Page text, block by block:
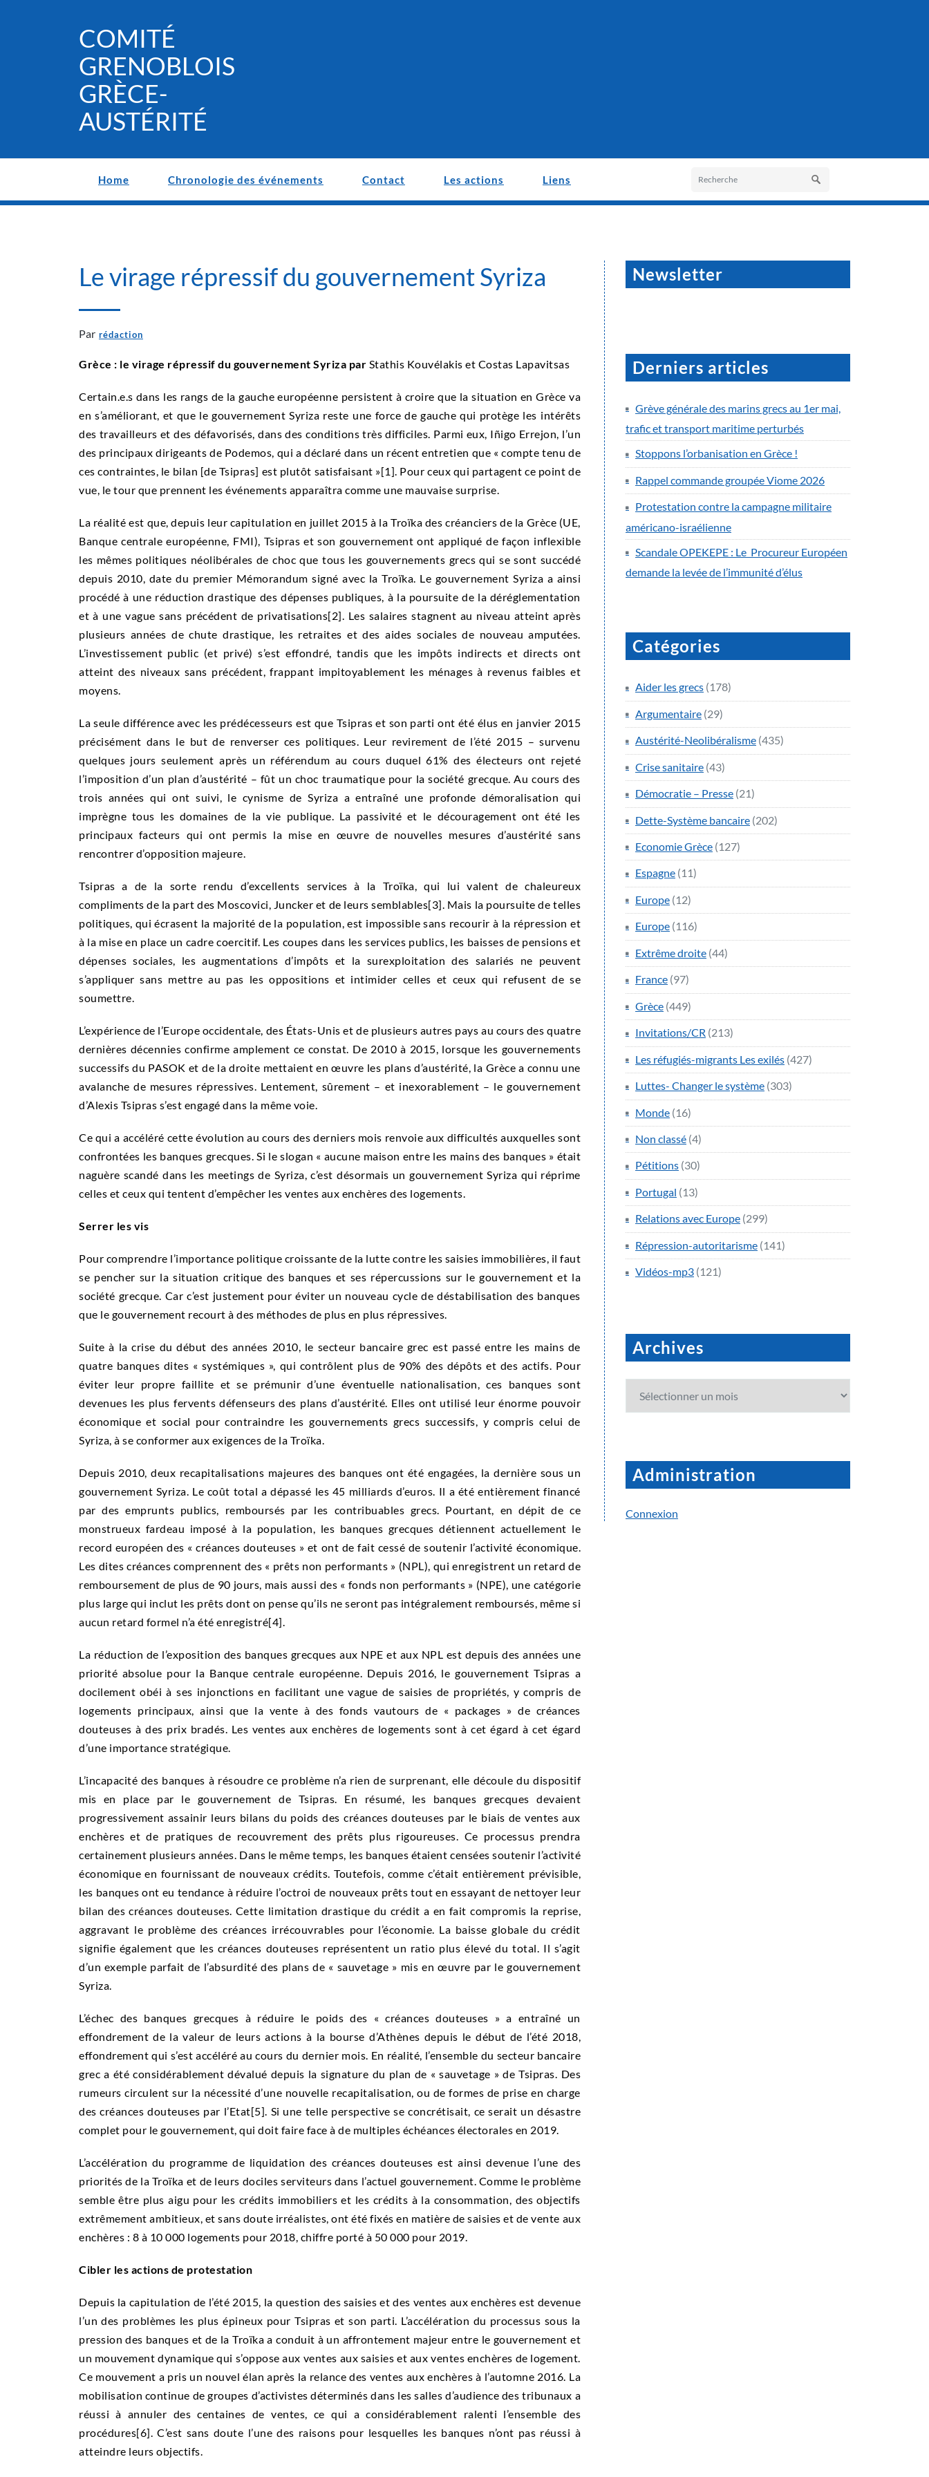
COMITÉ
GRENOBLOIS
GRÈCE-
AUSTÉRITÉ
Home Chronologie des événements Contact Les actions Liens
Le virage répressif du gouvernement Syriza
Par rédaction
Grèce : le virage répressif du gouvernement Syriza par Stathis Kouvélakis et Costas Lapavitsas
Certain.e.s dans les rangs de la gauche européenne persistent à croire que la situation en Grèce va
en s’améliorant, et que le gouvernement Syriza reste une force de gauche qui protège les intérêts
des travailleurs et des défavorisés, dans des conditions très difficiles. Parmi eux, Iñigo Errejon, l’un
des principaux dirigeants de Podemos, qui a déclaré dans un récent entretien que « compte tenu de
ces contraintes, le bilan [de Tsipras] est plutôt satisfaisant »[1]. Pour ceux qui partagent ce point de
vue, le tour que prennent les événements apparaîtra comme une mauvaise surprise.
La réalité est que, depuis leur capitulation en juillet 2015 à la Troïka des créanciers de la Grèce (UE,
Banque centrale européenne, FMI), Tsipras et son gouvernement ont appliqué de façon inflexible
les mêmes politiques néolibérales de choc que tous les gouvernements grecs qui se sont succédé
depuis 2010, date du premier Mémorandum signé avec la Troïka. Le gouvernement Syriza a ainsi
procédé à une réduction drastique des dépenses publiques, à la poursuite de la déréglementation
et à une vague sans précédent de privatisations[2]. Les salaires stagnent au niveau atteint après
plusieurs années de chute drastique, les retraites et des aides sociales de nouveau amputées.
L’investissement public (et privé) s’est effondré, tandis que les impôts indirects et directs ont
atteint des niveaux sans précédent, frappant impitoyablement les ménages à revenus faibles et
moyens.
La seule différence avec les prédécesseurs est que Tsipras et son parti ont été élus en janvier 2015
précisément dans le but de renverser ces politiques. Leur revirement de l’été 2015 – survenu
quelques jours seulement après un référendum au cours duquel 61% des électeurs ont rejeté
l’imposition d’un plan d’austérité – fût un choc traumatique pour la société grecque. Au cours des
trois années qui ont suivi, le cynisme de Syriza a entraîné une profonde démoralisation qui
imprègne tous les domaines de la vie publique. La passivité et le découragement ont été les
principaux facteurs qui ont permis la mise en œuvre de nouvelles mesures d’austérité sans
rencontrer d’opposition majeure.
Tsipras a de la sorte rendu d’excellents services à la Troïka, qui lui valent de chaleureux
compliments de la part des Moscovici, Juncker et de leurs semblables[3]. Mais la poursuite de telles
politiques, qui écrasent la majorité de la population, est impossible sans recourir à la répression et
à la mise en place un cadre coercitif. Les coupes dans les services publics, les baisses de pensions et
dépenses sociales, les augmentations d’impôts et la surexploitation des salariés ne peuvent
s’appliquer sans mettre au pas les oppositions et intimider celles et ceux qui refusent de se
soumettre.
L’expérience de l’Europe occidentale, des États-Unis et de plusieurs autres pays au cours des quatre
dernières décennies confirme amplement ce constat. De 2010 à 2015, lorsque les gouvernements
successifs du PASOK et de la droite mettaient en œuvre les plans d’austérité, la Grèce a connu une
avalanche de mesures répressives. Lentement, sûrement – et inexorablement – le gouvernement
d’Alexis Tsipras s’est engagé dans la même voie.
Ce qui a accéléré cette évolution au cours des derniers mois renvoie aux difficultés auxquelles sont
confrontées les banques grecques. Si le slogan « aucune maison entre les mains des banques » était
naguère scandé dans les meetings de Syriza, c’est désormais un gouvernement Syriza qui réprime
celles et ceux qui tentent d’empêcher les ventes aux enchères des logements.
Serrer les vis
Pour comprendre l’importance politique croissante de la lutte contre les saisies immobilières, il faut
se pencher sur la situation critique des banques et ses répercussions sur le gouvernement et la
société grecque. Car c’est justement pour éviter un nouveau cycle de déstabilisation des banques
que le gouvernement recourt à des méthodes de plus en plus répressives.
Suite à la crise du début des années 2010, le secteur bancaire grec est passé entre les mains de
quatre banques dites « systémiques », qui contrôlent plus de 90% des dépôts et des actifs. Pour
éviter leur propre faillite et se prémunir d’une éventuelle nationalisation, ces banques sont
devenues les plus fervents défenseurs des plans d’austérité. Elles ont utilisé leur énorme pouvoir
économique et social pour contraindre les gouvernements grecs successifs, y compris celui de
Syriza, à se conformer aux exigences de la Troïka.
Depuis 2010, deux recapitalisations majeures des banques ont été engagées, la dernière sous un
gouvernement Syriza. Le coût total a dépassé les 45 milliards d’euros. Il a été entièrement financé
par des emprunts publics, remboursés par les contribuables grecs. Pourtant, en dépit de ce
monstrueux fardeau imposé à la population, les banques grecques détiennent actuellement le
record européen des « créances douteuses » et ont de fait cessé de soutenir l’activité économique.
Les dites créances comprennent des « prêts non performants » (NPL), qui enregistrent un retard de
remboursement de plus de 90 jours, mais aussi des « fonds non performants » (NPE), une catégorie
plus large qui inclut les prêts dont on pense qu’ils ne seront pas intégralement remboursés, même si
aucun retard formel n’a été enregistré[4].
La réduction de l’exposition des banques grecques aux NPE et aux NPL est depuis des années une
priorité absolue pour la Banque centrale européenne. Depuis 2016, le gouvernement Tsipras a
docilement obéi à ses injonctions en facilitant une vague de saisies de propriétés, y compris de
logements principaux, ainsi que la vente à des fonds vautours de « packages » de créances
douteuses à des prix bradés. Les ventes aux enchères de logements sont à cet égard à cet égard
d’une importance stratégique.
L’incapacité des banques à résoudre ce problème n’a rien de surprenant, elle découle du dispositif
mis en place par le gouvernement de Tsipras. En résumé, les banques grecques devaient
progressivement assainir leurs bilans du poids des créances douteuses par le biais de ventes aux
enchères et de pratiques de recouvrement des prêts plus rigoureuses. Ce processus prendra
certainement plusieurs années. Dans le même temps, les banques étaient censées soutenir l’activité
économique en fournissant de nouveaux crédits. Toutefois, comme c’était entièrement prévisible,
les banques ont eu tendance à réduire l’octroi de nouveaux prêts tout en essayant de nettoyer leur
bilan des créances douteuses. Cette limitation drastique du crédit a en fait compromis la reprise,
aggravant le problème des créances irrécouvrables pour l’économie. La baisse globale du crédit
signifie également que les créances douteuses représentent un ratio plus élevé du total. Il s’agit
d’un exemple parfait de l’absurdité des plans de « sauvetage » mis en œuvre par le gouvernement
Syriza.
L’échec des banques grecques à réduire le poids des « créances douteuses » a entraîné un
effondrement de la valeur de leurs actions à la bourse d’Athènes depuis le début de l’été 2018,
effondrement qui s’est accéléré au cours du dernier mois. En réalité, l’ensemble du secteur bancaire
grec a été considérablement dévalué depuis la signature du plan de « sauvetage » de Tsipras. Des
rumeurs circulent sur la nécessité d’une nouvelle recapitalisation, ou de formes de prise en charge
des créances douteuses par l’Etat[5]. Si une telle perspective se concrétisait, ce serait un désastre
complet pour le gouvernement, qui doit faire face à de multiples échéances électorales en 2019.
L’accélération du programme de liquidation des créances douteuses est ainsi devenue l’une des
priorités de la Troïka et de leurs dociles serviteurs dans l’actuel gouvernement. Comme le problème
semble être plus aigu pour les crédits immobiliers et les crédits à la consommation, des objectifs
extrêmement ambitieux, et sans doute irréalistes, ont été fixés en matière de saisies et de vente aux
enchères : 8 à 10 000 logements pour 2018, chiffre porté à 50 000 pour 2019.
Cibler les actions de protestation
Depuis la capitulation de l’été 2015, la question des saisies et des ventes aux enchères est devenue
l’un des problèmes les plus épineux pour Tsipras et son parti. L’accélération du processus sous la
pression des banques et de la Troïka a conduit à un affrontement majeur entre le gouvernement et
un mouvement dynamique qui s’oppose aux ventes aux saisies et aux ventes enchères de logement.
Ce mouvement a pris un nouvel élan après la relance des ventes aux enchères à l’automne 2016. La
mobilisation continue de groupes d’activistes déterminés dans les salles d’audience des tribunaux a
réussi à annuler des centaines de ventes, ce qui a considérablement ralenti l’ensemble des
procédures[6]. C’est sans doute l’une des raisons pour lesquelles les banques n’ont pas réussi à
atteindre leurs objectifs.
Newsletter
Derniers articles
Grève générale des marins grecs au 1er mai,
trafic et transport maritime perturbés
Stoppons l’orbanisation en Grèce !
Rappel commande groupée Viome 2026
Protestation contre la campagne militaire
américano-israélienne
Scandale OPEKEPE : Le Procureur Européen
demande la levée de l’immunité d’élus
Catégories
Aider les grecs (178)
Argumentaire (29)
Austérité-Neolibéralisme (435)
Crise sanitaire (43)
Démocratie – Presse (21)
Dette-Système bancaire (202)
Economie Grèce (127)
Espagne (11)
Europe (12)
Europe (116)
Extrême droite (44)
France (97)
Grèce (449)
Invitations/CR (213)
Les réfugiés-migrants Les exilés (427)
Luttes- Changer le système (303)
Monde (16)
Non classé (4)
Pétitions (30)
Portugal (13)
Relations avec Europe (299)
Répression-autoritarisme (141)
Vidéos-mp3 (121)
Archives
Administration
Connexion